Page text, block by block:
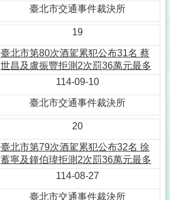
臺北市交通事件裁決所
19
臺北市第80次酒駕累犯公布31名 蔡
世昌及盧振豐拒測2次罰36萬元最多
114-09-10
臺北市交通事件裁決所
20
臺北市第79次酒駕累犯公布32名 徐
蓄寧及鐘伯瑋拒測2次罰36萬元最多
114-08-27
臺北市交通事件裁決所